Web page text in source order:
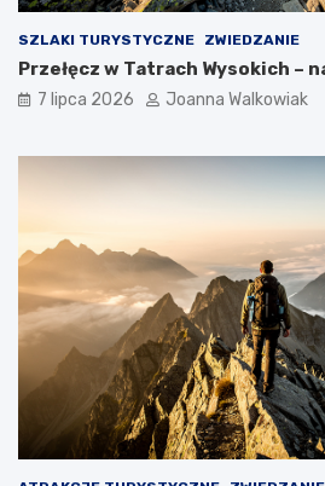
SZLAKI TURYSTYCZNE ZWIEDZANIE
Przełęcz w Tatrach Wysokich –
7 lipca 2026 Joanna Walkowiak